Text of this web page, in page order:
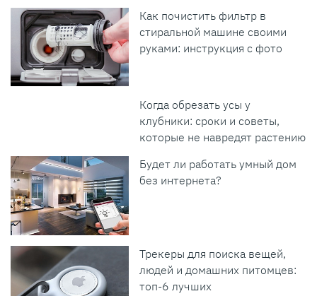
Как почистить фильтр в
стиральной машине своими
руками: инструкция с фото
Когда обрезать усы у
клубники: сроки и советы,
которые не навредят растению
Будет ли работать умный дом
без интернета?
Трекеры для поиска вещей,
людей и домашних питомцев:
топ-6 лучших